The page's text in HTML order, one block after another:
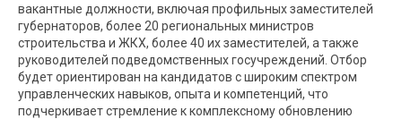
вакантные должности, включая профильных заместителей
губернаторов, более 20 региональных министров
строительства и ЖКХ, более 40 их заместителей, а также
руководителей подведомственных госучреждений. Отбор
будет ориентирован на кандидатов с широким спектром
управленческих навыков, опыта и компетенций, что
подчеркивает стремление к комплексному обновлению